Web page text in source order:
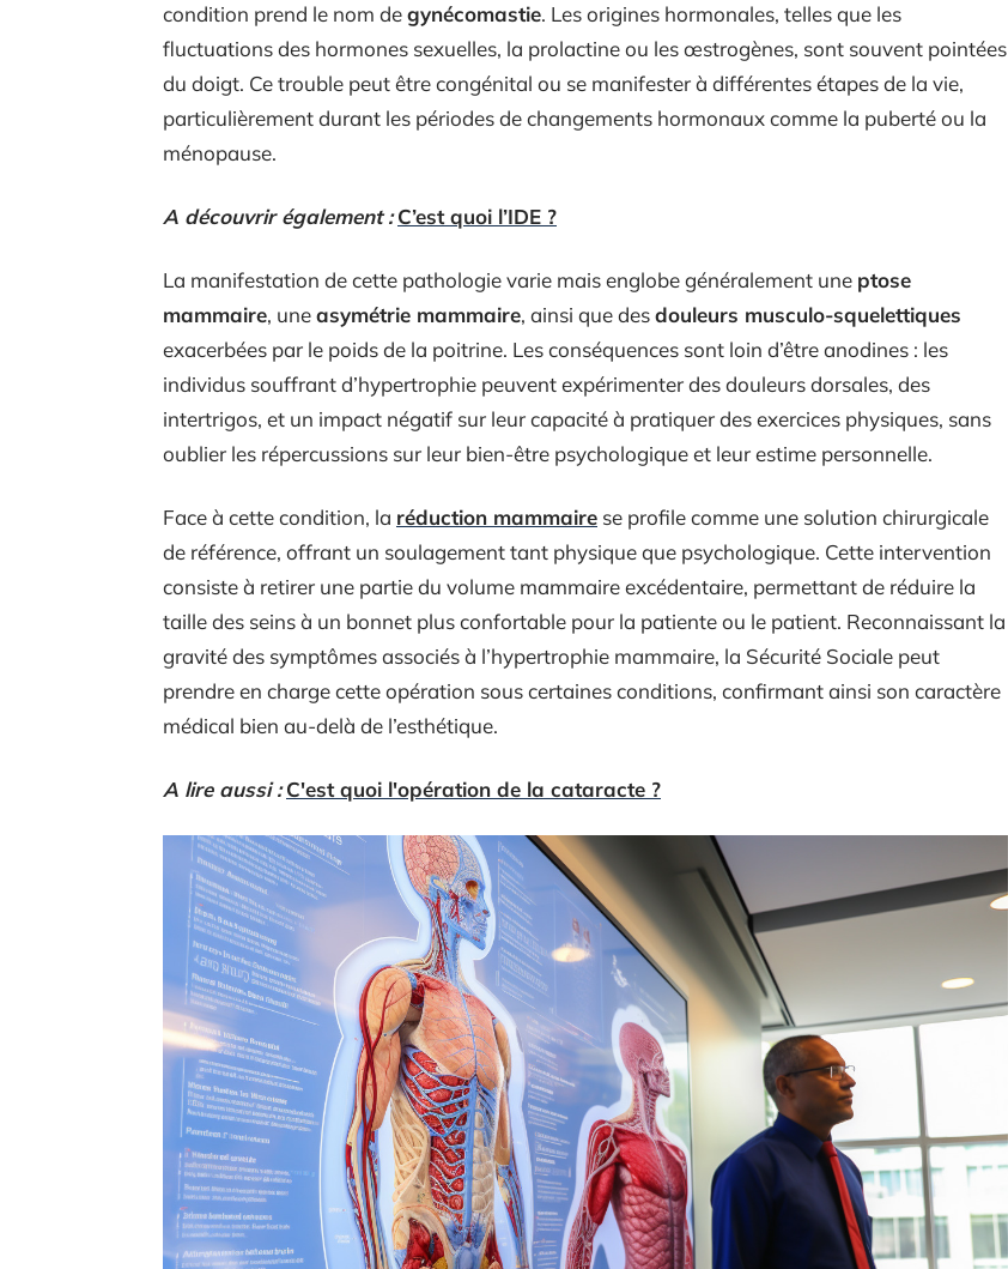
condition prend le nom degynécomastie. Les origines hormonales, telles que les
fluctuations des hormones sexuelles, la prolactine ou les œstrogènes, sont souvent pointées
du doigt. Ce trouble peut être congénital ou se manifester à différentes étapes de la vie,
particulièrement durant les périodes de changements hormonaux comme la puberté ou la
ménopause.
A découvrir également : C’est quoi l’IDE ?
La manifestation de cette pathologie varie mais englobe généralement une ptose
mammaire, uneasymétrie mammaire, ainsi que desdouleurs musculo-squelettiques
exacerbées par le poids de la poitrine. Les conséquences sont loin d’être anodines : les
individus souffrant d’hypertrophie peuvent expérimenter des douleurs dorsales, des
intertrigos, et un impact négatif sur leur capacité à pratiquer des exercices physiques, sans
oublier les répercussions sur leur bien-être psychologique et leur estime personnelle.
Face à cette condition, la réduction mammaire se profile comme une solution chirurgicale
de référence, offrant un soulagement tant physique que psychologique. Cette intervention
consiste à retirer une partie du volume mammaire excédentaire, permettant de réduire la
taille des seins à un bonnet plus confortable pour la patiente ou le patient. Reconnaissant la
gravité des symptômes associés à l’hypertrophie mammaire, la Sécurité Sociale peut
prendre en charge cette opération sous certaines conditions, confirmant ainsi son caractère
médical bien au-delà de l’esthétique.
A lire aussi : C'est quoi l'opération de la cataracte ?